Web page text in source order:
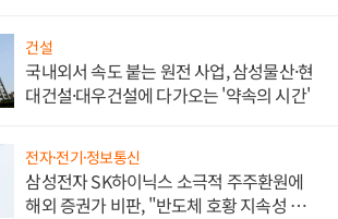
건설
국내외서 속도 붙는 원전 사업, 삼성물산·현
대건설·대우건설에 다가오는 '약속의 시간'
전자·전기·정보통신
삼성전자 SK하이닉스 소극적 주주환원에
해외 증권가 비판, "반도체 호황 지속성 의